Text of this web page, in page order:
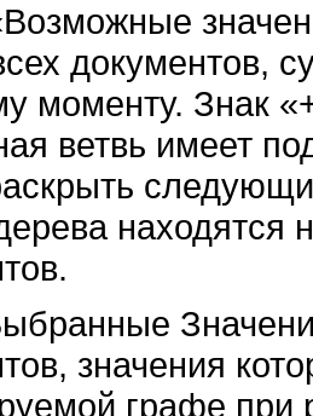
документов,
моменту. Знак
ветвь имеет
находятся
значения
графе